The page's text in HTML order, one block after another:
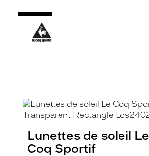
Lunettes de soleil Le
Coq Sportif